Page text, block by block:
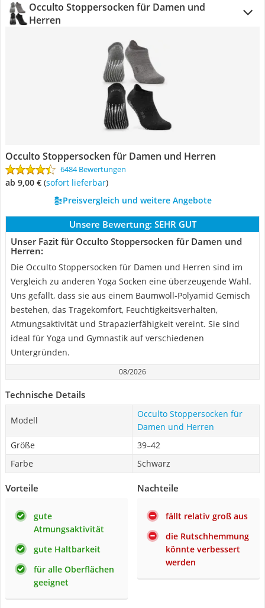
Occulto Stoppersocken für Damen und
Herren
Occulto Stoppersocken für Damen und Herren
6484 Bewertungen
ab 9,00 € ( Sofort lieferbar)
Preisvergleich und weitere Angebote
Unsere Bewertung: SEHR GUT
Unser Fazit für Occulto Stoppersocken für Damen und
Herren:
Die Occulto Stoppersocken für Damen und Herren sind im
Vergleich zu anderen Yoga Socken eine überzeugende Wahl.
Uns gefällt, dass sie aus einem Baumwoll-Polyamid Gemisch
bestehen, das Tragekomfort, Feuchtigkeitsverhalten,
Atmungsaktivität und Strapazierfähigkeit vereint. Sie sind
ideal für Yoga und Gymnastik auf verschiedenen
Untergründen.
08/2026
Technische Details
Modell
Occulto Stoppersocken für
Damen und Herren
Größe
39–42
Farbe
Schwarz
Vorteile
gute
Atmungsaktivität
gute Haltbarkeit
für alle Oberflächen
geeignet
Nachteile
fällt relativ groß aus
die Rutschhemmung
könnte verbessert
werden